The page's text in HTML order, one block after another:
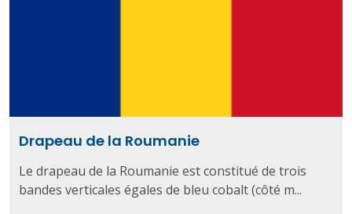
Drapeau de la Roumanie
Le drapeau de la Roumanie est constitué de trois
bandes verticales égales de bleu cobalt (côté m...